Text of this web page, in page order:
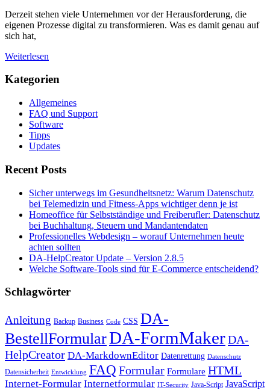
Derzeit stehen viele Unternehmen vor der Herausforderung, die
eigenen Prozesse digital zu transformieren. Was es damit genau auf
sich hat,
Weiterlesen
Kategorien
Allgemeines
FAQ und Support
Software
Tipps
Updates
Recent Posts
Sicher unterwegs im Gesundheitsnetz: Warum Datenschutz
bei Telemedizin und Fitness-Apps wichtiger denn je ist
Homeoffice für Selbstständige und Freiberufler: Datenschutz
bei Buchhaltung, Steuern und Mandantendaten
Professionelles Webdesign – worauf Unternehmen heute
achten sollten
DA-HelpCreator Update – Version 2.8.5
Welche Software-Tools sind für E-Commerce entscheidend?
Schlagwörter
Anleitung Backup Business Code CSS DA-
BestellFormularDA-FormMakerDA-
HelpCreator DA-MarkdownEditor Datenrettung Datenschutz
Datensicherheit Entwicklung FAQ Formular Formulare HTML
Internet-Formular Internetformular IT-Security Java-Script JavaScript